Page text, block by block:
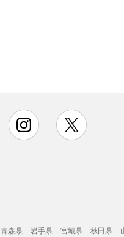
instagram
青森県 岩手県 宮城県 秋田県